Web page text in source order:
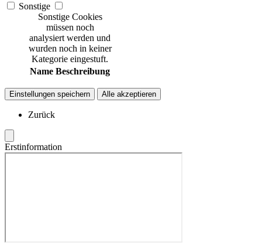
Sonstige
Sonstige Cookies
müssen noch
analysiert werden und
wurden noch in keiner
Kategorie eingestuft.
Name Beschreibung
Einstellungen speichern Alle akzeptieren
Zurück
Erstinformation